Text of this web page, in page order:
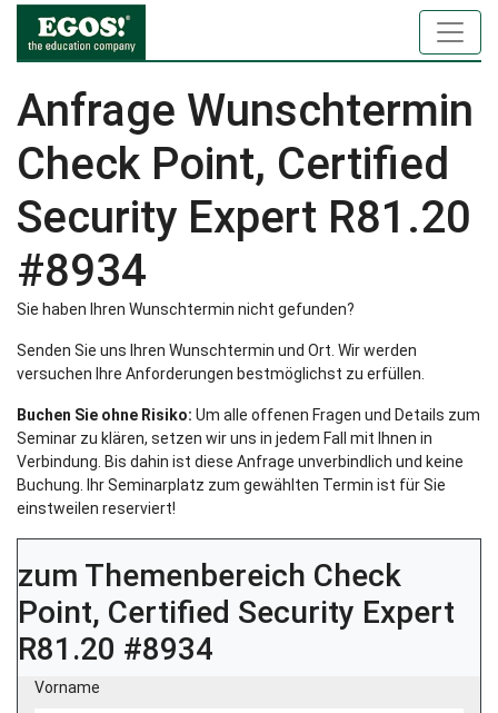
Anfrage Wunschtermin
Check Point, Certified
Security Expert R81.20
#8934
Sie haben Ihren Wunschtermin nicht gefunden?
Senden Sie uns Ihren Wunschtermin und Ort. Wir werden
versuchen Ihre Anforderungen bestmöglichst zu erfüllen.
Buchen Sie ohne Risiko: Um alle offenen Fragen und Details zum
Seminar zu klären, setzen wir uns in jedem Fall mit Ihnen in
Verbindung. Bis dahin ist diese Anfrage unverbindlich und keine
Buchung. Ihr Seminarplatz zum gewählten Termin ist für Sie
einstweilen reserviert!
zum Themenbereich Check
Point, Certified Security Expert
R81.20 #8934
Vorname